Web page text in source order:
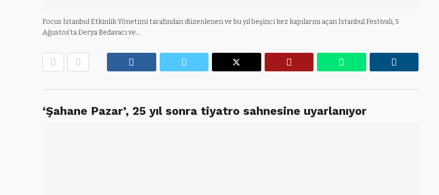
Focus İstanbul Etkinlik Yönetimi tarafından düzenlenen ve bu yıl beşinci kez kapılarını açan İstanbul Festivali, 5
Ağustos’ta Derya Bedavacı ve…
‘Şahane Pazar’, 25 yıl sonra tiyatro sahnesine uyarlanıyor